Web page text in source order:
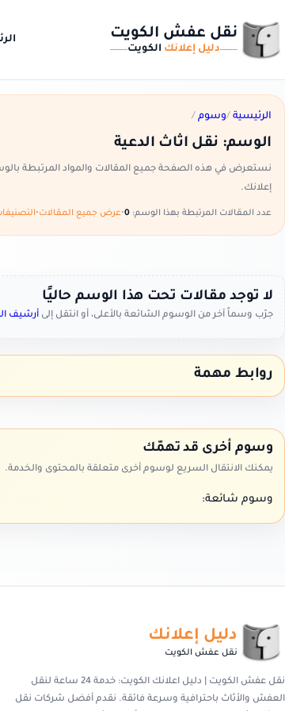
نقل عفش الكويت
دليل إعلانك الكويت
الرئيسية /وسوم /
الوسم: نقل اثاث الدعية
نستعرض في هذه الصفحة جميع المقالات والمواد المرتبطة
إعلانك.
عدد المقالات المرتبطة بهذا الوسم: •عرض جميع المقالات•
لا توجد مقالات تحت هذا الوسم حاليًا
جرّب وسماً آخر من الوسوم الشائعة بالأعلى، أو انتقل إلى أرشيف
روابط مهمة
وسوم أخرى قد تهمّك
يمكنك الانتقال السريع لوسوم أخرى متعلقة بالمحتوى والخدمة.
وسوم شائعة:
دليل إعلانك
نقل عفش الكويت
نقل عفش الكويت | دليل اعلانك الكويت: خدمة 24 ساعة لنقل
العفش والأثاث باحترافية وسرعة فائقة. نقدم أفضل شركات نقل